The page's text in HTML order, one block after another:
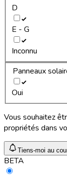
D
E - G
Inconnu
Panneaux
Oui
Vous souhaitez
propriétés dans
Tiens-moi au
BETA